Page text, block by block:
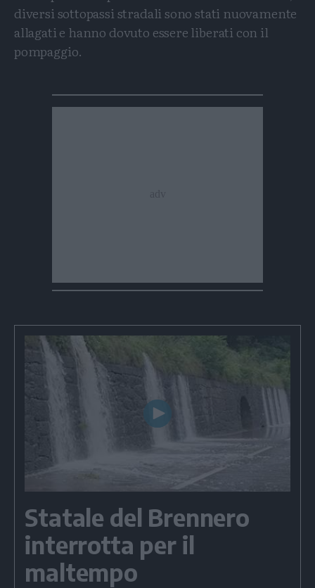
diversi sottopassi stradali sono stati nuovamente
allagati e hanno dovuto essere liberati con il
pompaggio.
Play
Video
Statale del Brennero
interrotta per il
maltempo